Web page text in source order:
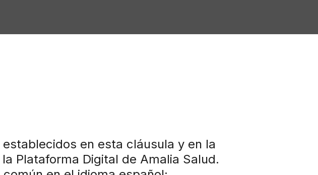
en esta cláusula y en la
Plataforma Digital de Amalia Salud.